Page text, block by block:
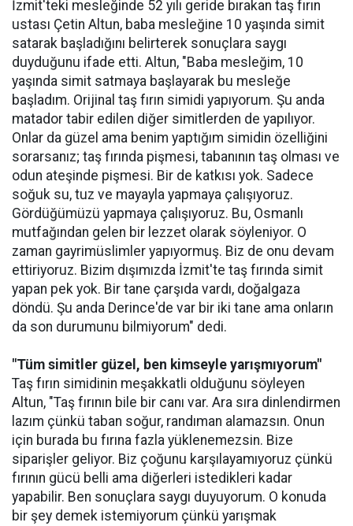
İzmit'teki mesleğinde 52 yılı geride bırakan taş fırın
ustası Çetin Altun, baba mesleğine 10 yaşında simit
satarak başladığını belirterek sonuçlara saygı
duyduğunu ifade etti. Altun, "Baba mesleğim, 10
yaşında simit satmaya başlayarak bu mesleğe
başladım. Orijinal taş fırın simidi yapıyorum. Şu anda
matador tabir edilen diğer simitlerden de yapılıyor.
Onlar da güzel ama benim yaptığım simidin özelliğini
sorarsanız; taş fırında pişmesi, tabanının taş olması ve
odun ateşinde pişmesi. Bir de katkısı yok. Sadece
soğuk su, tuz ve mayayla yapmaya çalışıyoruz.
Gördüğümüzü yapmaya çalışıyoruz. Bu, Osmanlı
mutfağından gelen bir lezzet olarak söyleniyor. O
zaman gayrimüslimler yapıyormuş. Biz de onu devam
ettiriyoruz. Bizim dışımızda İzmit'te taş fırında simit
yapan pek yok. Bir tane çarşıda vardı, doğalgaza
döndü. Şu anda Derince'de var bir iki tane ama onların
da son durumunu bilmiyorum" dedi.
"Tüm simitler güzel, ben kimseyle yarışmıyorum"
Taş fırın simidinin meşakkatli olduğunu söyleyen
Altun, "Taş fırının bile bir canı var. Ara sıra dinlendirmen
lazım çünkü taban soğur, randıman alamazsın. Onun
için burada bu fırına fazla yüklenemezsin. Bize
siparişler geliyor. Biz çoğunu karşılayamıyoruz çünkü
fırının gücü belli ama diğerleri istedikleri kadar
yapabilir. Ben sonuçlara saygı duyuyorum. O konuda
bir şey demek istemiyorum çünkü yarışmak